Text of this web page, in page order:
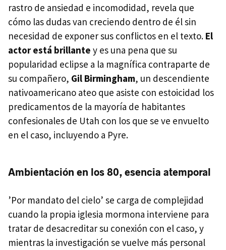
rastro de ansiedad e incomodidad, revela que
cómo las dudas van creciendo dentro de él sin
necesidad de exponer sus conflictos en el texto. El
actor está brillante y es una pena que su
popularidad eclipse a la magnífica contraparte de
su compañero, Gil Birmingham, un descendiente
nativoamericano ateo que asiste con estoicidad los
predicamentos de la mayoría de habitantes
confesionales de Utah con los que se ve envuelto
en el caso, incluyendo a Pyre.
Ambientación en los 80, esencia atemporal
’Por mandato del cielo’ se carga de complejidad
cuando la propia iglesia mormona interviene para
tratar de desacreditar su conexión con el caso, y
mientras la investigación se vuelve más personal